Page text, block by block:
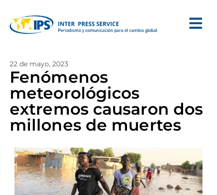
22 de mayo, 2023
Fenómenos
meteorológicos
extremos causaron dos
millones de muertes